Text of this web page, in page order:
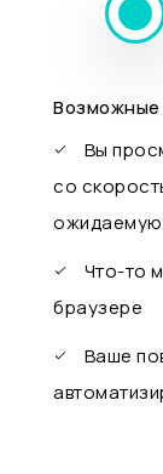
Возможные
Вы
со
ожидаемую
Что-то
браузере
Ваше